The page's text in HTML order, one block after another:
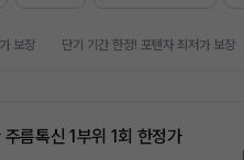
보장 단기 기간 한정! 포텐자 최저가 보장
름톡신 1부위 1회 한정가